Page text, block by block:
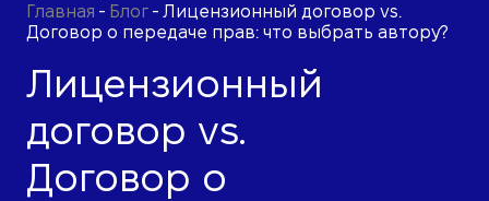
Главная - Блог - Лицензионный договор vs.
Договор о передаче прав: что выбрать автору?
Лицензионный
договор vs.
Договор о